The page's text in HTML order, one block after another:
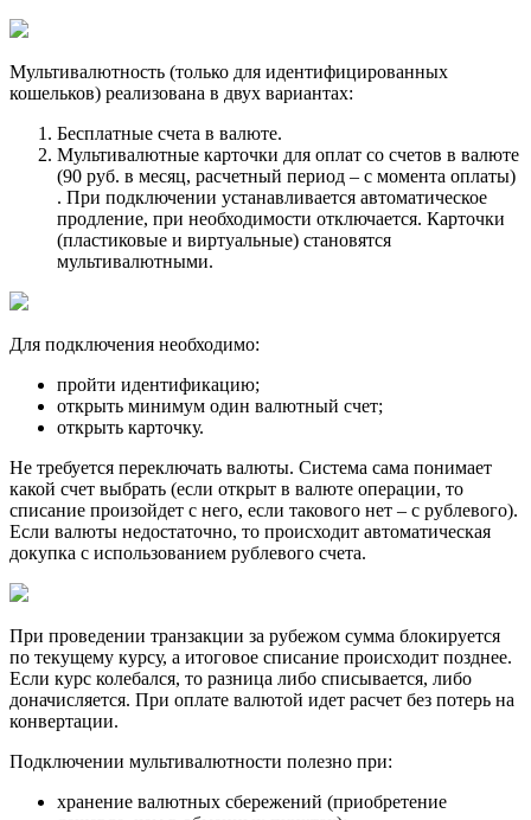
Мультивалютность (только для идентифицированных
кошельков) реализована в двух вариантах:
Бесплатные счета в валюте.
Мультивалютные карточки для оплат со счетов в валюте
(90 руб. в месяц, расчетный период – с момента оплаты)
. При подключении устанавливается автоматическое
продление, при необходимости отключается. Карточки
(пластиковые и виртуальные) становятся
мультивалютными.
Для подключения необходимо:
пройти идентификацию;
открыть минимум один валютный счет;
открыть карточку.
Не требуется переключать валюты. Система сама понимает
какой счет выбрать (если открыт в валюте операции, то
списание произойдет с него, если такового нет – с рублевого).
Если валюты недостаточно, то происходит автоматическая
докупка с использованием рублевого счета.
При проведении транзакции за рубежом сумма блокируется
по текущему курсу, а итоговое списание происходит позднее.
Если курс колебался, то разница либо списывается, либо
доначисляется. При оплате валютой идет расчет без потерь на
конвертации.
Подключении мультивалютности полезно при:
хранение валютных сбережений (приобретение